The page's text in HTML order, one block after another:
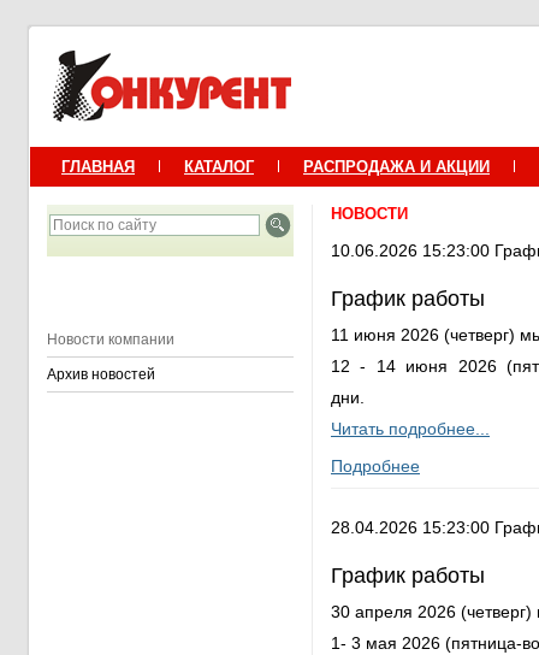
ГЛАВНАЯ КАТАЛОГ РАСПРОДАЖА И АКЦИИ
Новости компании
Архив новостей
НОВОСТИ
10.06.2026 15:23:00
График работы
11 июня 2026 (четверг)
12 - 14 июня 2026
дни.
Читать подробнее...
Подробнее
28.04.2026 15:23:00
График работы
30 апреля 2026
1- 3 мая 2026 (пятница-